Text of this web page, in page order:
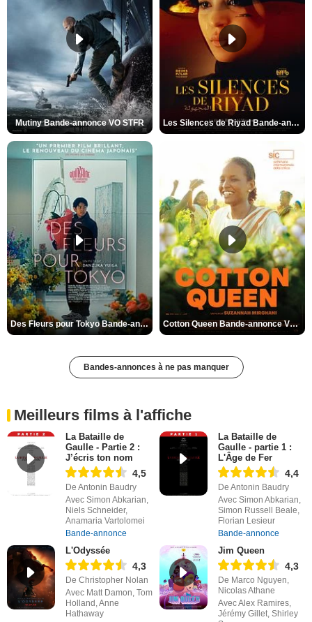
Mutiny Bande-annonce VO STFR Les Silences de Riyad Bande-annonce VO STFR
Des Fleurs pour Tokyo Bande-annonce VO STFR Cotton Queen Bande-annonce VO STFR
Bandes-annonces à ne pas manquer
Meilleurs films à l'affiche
La Bataille de
Gaulle - Partie 2 :
J’écris ton nom
4,5
De Antonin Baudry
Avec Simon Abkarian,
Niels Schneider,
Anamaria Vartolomei
Bande-annonce
La Bataille de
Gaulle - partie 1 :
L'Âge de Fer
4,4
De Antonin Baudry
Avec Simon Abkarian,
Simon Russell Beale,
Florian Lesieur
Bande-annonce
L'Odyssée
4,3
De Christopher Nolan
Avec Matt Damon, Tom
Holland, Anne
Hathaway
Jim Queen
4,3
De Marco Nguyen,
Nicolas Athane
Avec Alex Ramires,
Jérémy Gillet, Shirley